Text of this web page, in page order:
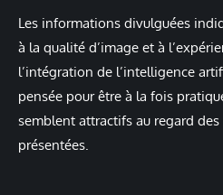
Les informations divulguées
à la qualité d’image et à
l’intégration de l’intelligence
pensée pour être à la fois
semblent attractifs au regard
présentées.